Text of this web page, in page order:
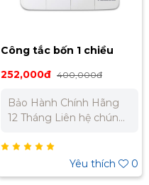
Công tắc bốn 1 chiều
Panasonic WMT507-VN
252,000đ 400,000đ
Bảo Hành Chính Hãng
12 Tháng Liên hệ chúng
nhất cho dự án. Miền
Bắc : 0989 310 979 –
0973 106 269 Miền Nam:
Yêu thích 0